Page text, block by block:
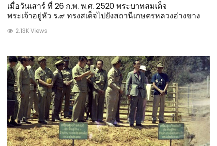
เมื่อวันเสาร์ ที่ 26 ก.พ. พ.ศ. 2520 พระบาทสมเด็จ
พระเจ้าอยู่หัว ร.๙ ทรงสเด็จไปยังสถานีเกษตรหลวงอ่างขาง
2.13K Views